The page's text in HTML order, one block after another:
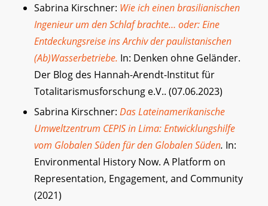
Sabrina Kirschner: Wie ich einen brasilianischen
Ingenieur um den Schlaf brachte… oder: Eine
Entdeckungsreise ins Archiv der paulistanischen
(Ab)Wasserbetriebe. In: Denken ohne Geländer.
Der Blog des Hannah-Arendt-Institut für
Totalitarismusforschung e.V.. (07.06.2023)
Sabrina Kirschner: Das Lateinamerikanische
Umweltzentrum CEPIS in Lima: Entwicklungshilfe
vom Globalen Süden für den Globalen Süden. In:
Environmental History Now. A Platform on
Representation, Engagement, and Community
(2021)